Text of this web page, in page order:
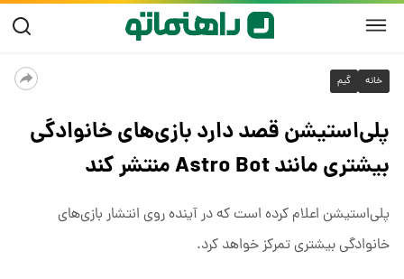
خانه گیم
پلی‌استیشن قصد دارد بازی‌های خانوادگی
بیشتری مانند Astro Bot منتشر کند
پلی‌استیشن اعلام کرده است که در آینده روی انتشار بازی‌های
خانوادگی بیشتری تمرکز خواهد کرد.